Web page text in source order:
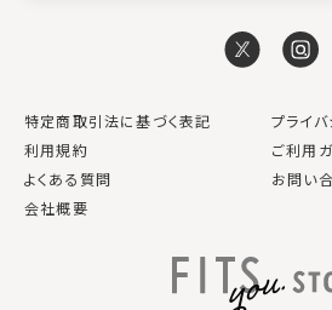
特定商取引法に基づく表記
プライ
利用規約
ご利用
よくある質問
お問い
会社概要